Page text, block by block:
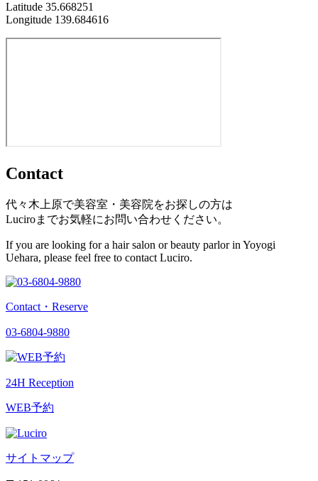
Latitude 35.668251
Longitude 139.684616
Contact
代々木上原で美容室・美容院をお探しの方は
Luciroまでお気軽にお問い合わせください。
If you are looking for a hair salon or beauty parlor in Yoyogi
Uehara, please feel free to contact Luciro.
Contact・Reserve
03-6804-9880
24H Reception
WEB予約
サイトマップ